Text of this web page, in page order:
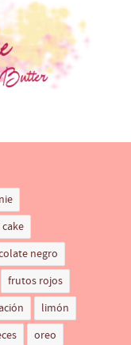
negro
frutos rojos
limón
oreo